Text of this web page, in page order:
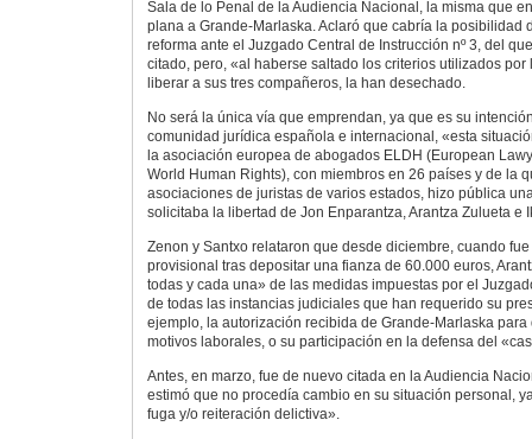
Sala de lo Penal de la Audiencia Nacional, la misma que
plana a Grande-Marlaska. Aclaró que cabría la posibilidad
reforma ante el Juzgado Central de Instrucción nº 3, del
citado, pero, «al haberse saltado los criterios utilizados
liberar a sus tres compañeros, la han desechado.
No será la única vía que emprendan, ya que es su
comunidad jurídica española e internacional, «esta
la asociación europea de abogados ELDH (European
World Human Rights), con miembros en 26 países y de la
asociaciones de juristas de varios estados, hizo pública
solicitaba la libertad de Jon Enparantza, Arantza Zulueta e
Zenon y Santxo relataron que desde diciembre, cuando
provisional tras depositar una fianza de 60.000 euros,
todas y cada una» de las medidas impuestas por el
de todas las instancias judiciales que han requerido su
ejemplo, la autorización recibida de Grande-Marlaska
motivos laborales, o su participación en la defensa del
Antes, en marzo, fue de nuevo citada en la Audiencia
estimó que no procedía cambio en su situación personal,
fuga y/o reiteración delictiva».